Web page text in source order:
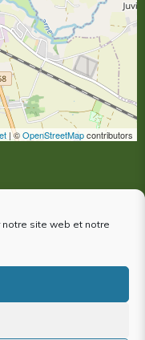
site web et notre
| ©OpenStreetMapcontributors
!